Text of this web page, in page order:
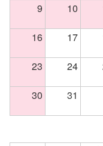
9 10
16 17
23 24
30 31